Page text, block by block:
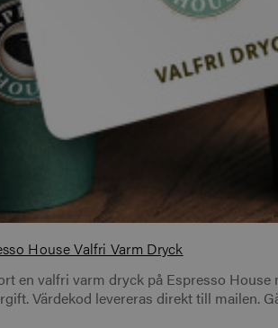
House Valfri Varm Dryck
en valfri varm dryck på Espresso
Värdekod levereras direkt till mailen.